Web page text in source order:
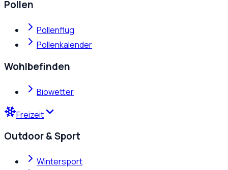
Pollen
Pollenflug
Pollenkalender
Wohlbefinden
Biowetter
Freizeit
Outdoor & Sport
Wintersport